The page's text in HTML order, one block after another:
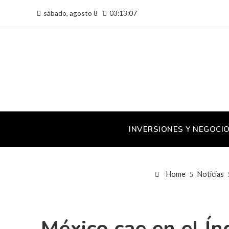
sábado, agosto 8 03:13:08
INVERSIONES Y
Home Noticias